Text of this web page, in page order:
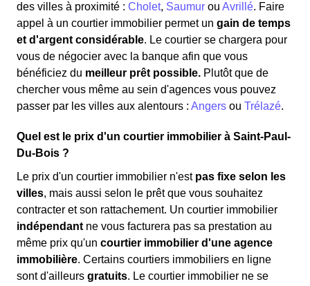
des villes à proximité : Cholet, Saumur ou Avrillé. Faire
appel à un courtier immobilier permet un gain de temps
et d'argent considérable. Le courtier se chargera pour
vous de négocier avec la banque afin que vous
bénéficiez du meilleur prêt possible. Plutôt que de
chercher vous même au sein d'agences vous pouvez
passer par les villes aux alentours : Angers ou Trélazé.
Quel est le prix d'un courtier immobilier à Saint-Paul-
Du-Bois ?
Le prix d'un courtier immobilier n'est pas fixe selon les
villes, mais aussi selon le prêt que vous souhaitez
contracter et son rattachement. Un courtier immobilier
indépendant ne vous facturera pas sa prestation au
même prix qu'un courtier immobilier d'une agence
immobilière. Certains courtiers immobiliers en ligne
sont d'ailleurs gratuits. Le courtier immobilier ne se